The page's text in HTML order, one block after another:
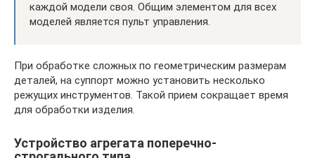
каждой модели своя. Общим элементом для всех
моделей является пульт управления.
При обработке сложных по геометрическим размерам
деталей, на суппорт можно установить несколько
режущих инструментов. Такой прием сокращает время
для обработки изделия.
Устройство агрегата поперечно-